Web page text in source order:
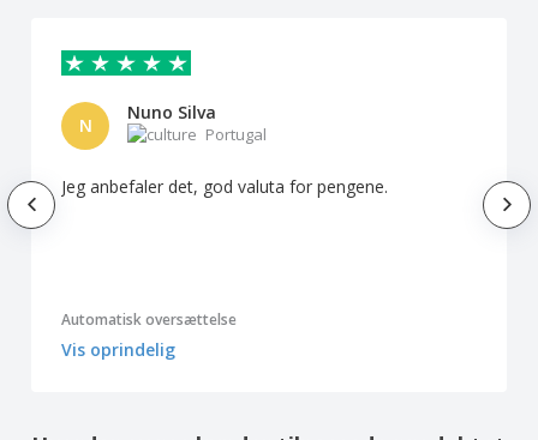
N
Nuno Silva
Portugal
Jeg anbefaler det, god valuta for pengene.
Automatisk oversættelse
Vis oprindelig